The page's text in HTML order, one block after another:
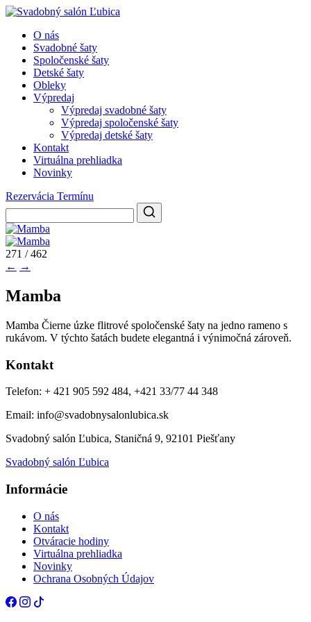
O nás
Svadobné šaty
Spoločenské šaty
Detské šaty
Obleky
Výpredaj
Výpredaj svadobné šaty
Výpredaj spoločenské šaty
Výpredaj detské šaty
Kontakt
Virtuálna prehliadka
Novinky
Rezervácia Termínu
271 / 462
← →
Mamba
Mamba Čierne úzke flitrové spoločenské šaty na jedno rameno s
rukávom. V týchto šatách budete elegantná i výnimočná zároveň.
Kontakt
Telefon: + 421 905 592 484, +421 33/77 44 348
Email: info@svadobnysalonlubica.sk
Svadobný salón Ľubica, Staničná 9, 92101 Piešťany
Svadobný salón Ľubica
Informácie
O nás
Kontakt
Otváracie hodiny
Virtuálna prehliadka
Novinky
Ochrana Osobných Údajov